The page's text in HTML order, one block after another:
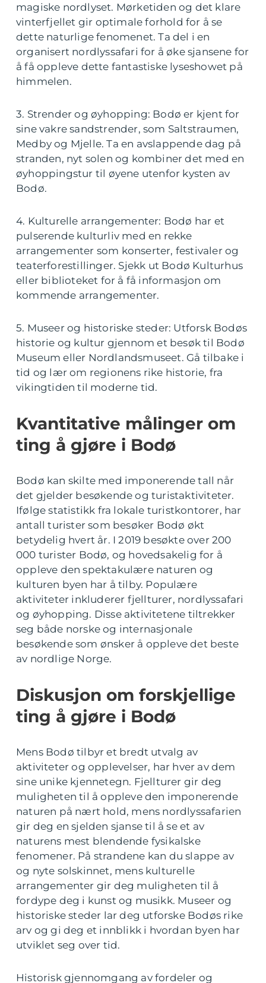
magiske nordlyset. Mørketiden og det klare
vinterfjellet gir optimale forhold for å se
dette naturlige fenomenet. Ta del i en
organisert nordlyssafari for å øke sjansene for
å få oppleve dette fantastiske lyseshowet på
himmelen.
3. Strender og øyhopping: Bodø er kjent for
sine vakre sandstrender, som Saltstraumen,
Medby og Mjelle. Ta en avslappende dag på
stranden, nyt solen og kombiner det med en
øyhoppingstur til øyene utenfor kysten av
Bodø.
4. Kulturelle arrangementer: Bodø har et
pulserende kulturliv med en rekke
arrangementer som konserter, festivaler og
teaterforestillinger. Sjekk ut Bodø Kulturhus
eller biblioteket for å få informasjon om
kommende arrangementer.
5. Museer og historiske steder: Utforsk Bodøs
historie og kultur gjennom et besøk til Bodø
Museum eller Nordlandsmuseet. Gå tilbake i
tid og lær om regionens rike historie, fra
vikingtiden til moderne tid.
Kvantitative målinger om
ting å gjøre i Bodø
Bodø kan skilte med imponerende tall når
det gjelder besøkende og turistaktiviteter.
Ifølge statistikk fra lokale turistkontorer, har
antall turister som besøker Bodø økt
betydelig hvert år. I 2019 besøkte over 200
000 turister Bodø, og hovedsakelig for å
oppleve den spektakulære naturen og
kulturen byen har å tilby. Populære
aktiviteter inkluderer fjellturer, nordlyssafari
og øyhopping. Disse aktivitetene tiltrekker
seg både norske og internasjonale
besøkende som ønsker å oppleve det beste
av nordlige Norge.
Diskusjon om forskjellige
ting å gjøre i Bodø
Mens Bodø tilbyr et bredt utvalg av
aktiviteter og opplevelser, har hver av dem
sine unike kjennetegn. Fjellturer gir deg
muligheten til å oppleve den imponerende
naturen på nært hold, mens nordlyssafarien
gir deg en sjelden sjanse til å se et av
naturens mest blendende fysikalske
fenomener. På strandene kan du slappe av
og nyte solskinnet, mens kulturelle
arrangementer gir deg muligheten til å
fordype deg i kunst og musikk. Museer og
historiske steder lar deg utforske Bodøs rike
arv og gi deg et innblikk i hvordan byen har
utviklet seg over tid.
Historisk gjennomgang av fordeler og